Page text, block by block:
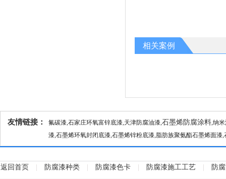
相关案例
友情链接： 氟碳漆,石家庄环氧富锌底漆,天津防腐油漆,石墨烯防腐涂料,纳
漆,石墨烯环氧封闭底漆,石墨烯锌粉底漆,脂肪族聚氨酯石墨烯面漆,
返回首页 防腐漆种类| 防腐漆色卡| 防腐漆施工工艺| 防